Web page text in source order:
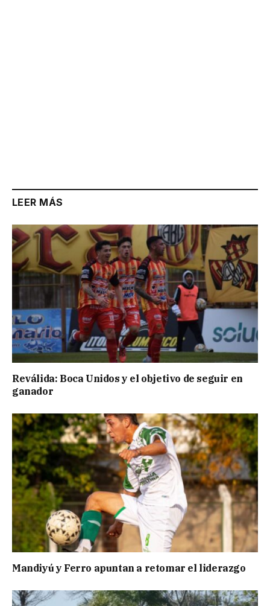
LEER MÁS
Reválida: Boca Unidos y el objetivo de seguir en
ganador
Mandiyú y Ferro apuntan a retomar el liderazgo